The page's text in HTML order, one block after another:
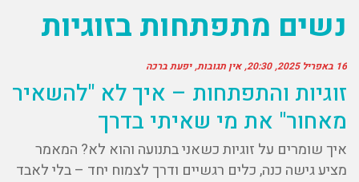
נשים מתפתחות בזוגיות
16 באפריל 2025 20:30 אין תגובות יפעת ברכה
זוגיות והתפתחות – איך לא "להשאיר
מאחור" את מי שאיתי בדרך
איך שומרים על זוגיות כשאני בתנועה והוא לא? המאמר
מציע גישה כנה, כלים רגשיים ודרך לצמוח יחד – בלי לאבד